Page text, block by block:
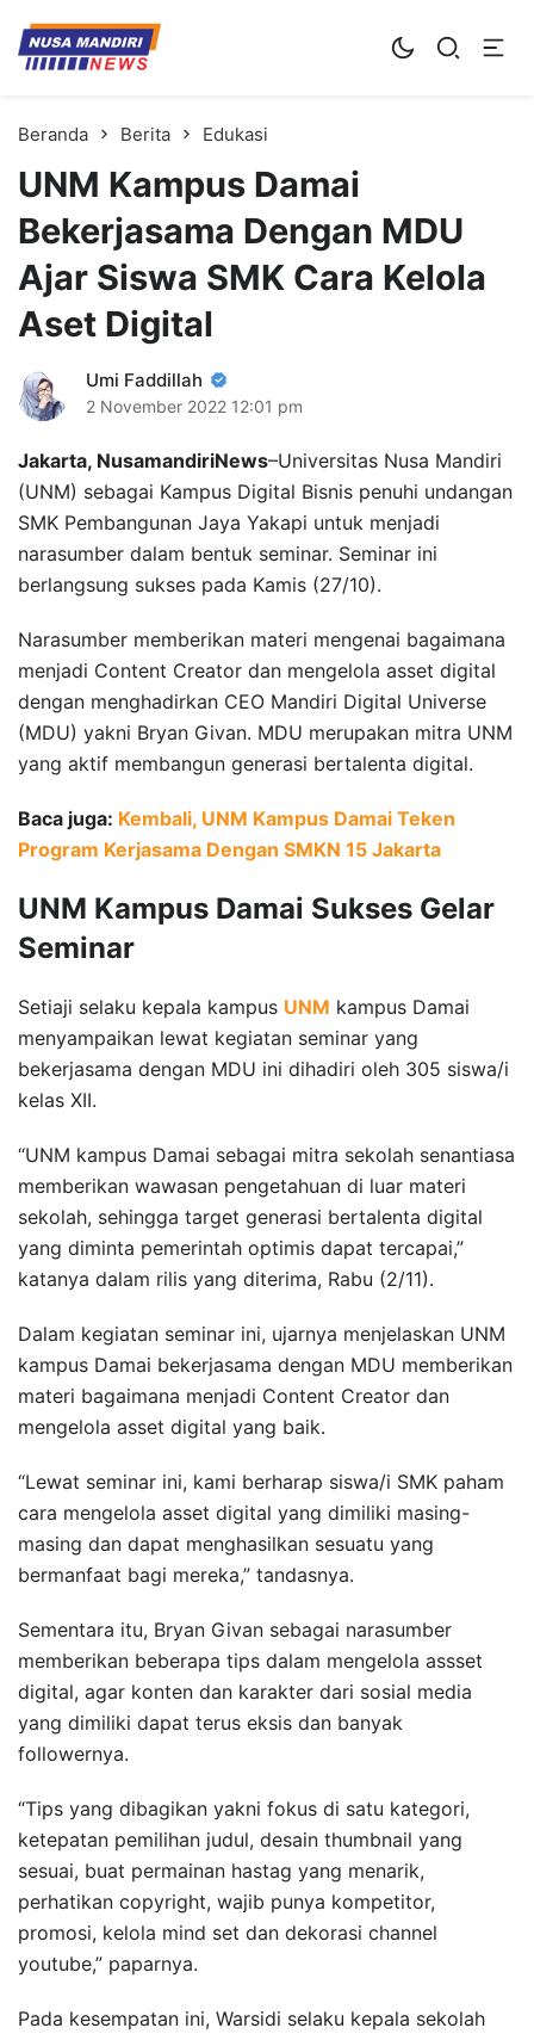
Kampus Digital Bisnis
Universitas Nusa Mandiri
Beranda Berita Edukasi
UNM Kampus Damai
Bekerjasama Dengan MDU
Ajar Siswa SMK Cara Kelola
Aset Digital
Umi Faddillah
2 November 2022 12:01 pm
Jakarta, NusamandiriNews–Universitas Nusa Mandiri
(UNM) sebagai Kampus Digital Bisnis penuhi undangan
SMK Pembangunan Jaya Yakapi untuk menjadi
narasumber dalam bentuk seminar. Seminar ini
berlangsung sukses pada Kamis (27/10).
Narasumber memberikan materi mengenai bagaimana
menjadi Content Creator dan mengelola asset digital
dengan menghadirkan CEO Mandiri Digital Universe
(MDU) yakni Bryan Givan. MDU merupakan mitra UNM
yang aktif membangun generasi bertalenta digital.
Baca juga: Kembali, UNM Kampus Damai Teken
Program Kerjasama Dengan SMKN 15 Jakarta
UNM Kampus Damai Sukses Gelar
Seminar
Setiaji selaku kepala kampus UNM kampus Damai
menyampaikan lewat kegiatan seminar yang
bekerjasama dengan MDU ini dihadiri oleh 305 siswa/i
kelas XII.
“UNM kampus Damai sebagai mitra sekolah senantiasa
memberikan wawasan pengetahuan di luar materi
sekolah, sehingga target generasi bertalenta digital
yang diminta pemerintah optimis dapat tercapai,”
katanya dalam rilis yang diterima, Rabu (2/11).
Dalam kegiatan seminar ini, ujarnya menjelaskan UNM
kampus Damai bekerjasama dengan MDU memberikan
materi bagaimana menjadi Content Creator dan
mengelola asset digital yang baik.
“Lewat seminar ini, kami berharap siswa/i SMK paham
cara mengelola asset digital yang dimiliki masing-
masing dan dapat menghasilkan sesuatu yang
bermanfaat bagi mereka,” tandasnya.
Sementara itu, Bryan Givan sebagai narasumber
memberikan beberapa tips dalam mengelola assset
digital, agar konten dan karakter dari sosial media
yang dimiliki dapat terus eksis dan banyak
followernya.
“Tips yang dibagikan yakni fokus di satu kategori,
ketepatan pemilihan judul, desain thumbnail yang
sesuai, buat permainan hastag yang menarik,
perhatikan copyright, wajib punya kompetitor,
promosi, kelola mind set dan dekorasi channel
youtube,” paparnya.
Pada kesempatan ini, Warsidi selaku kepala sekolah